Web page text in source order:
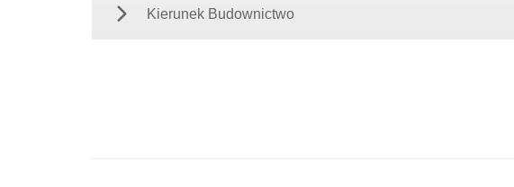
Kierunek Budownictwo